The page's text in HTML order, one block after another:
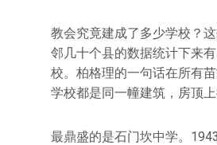
教会究竟建成了多少学校？
邻几十个县的数据统计下来
校。柏格理的一句话在所有
学校都是同一幢建筑，房顶
最鼎盛的是石门坎中学。